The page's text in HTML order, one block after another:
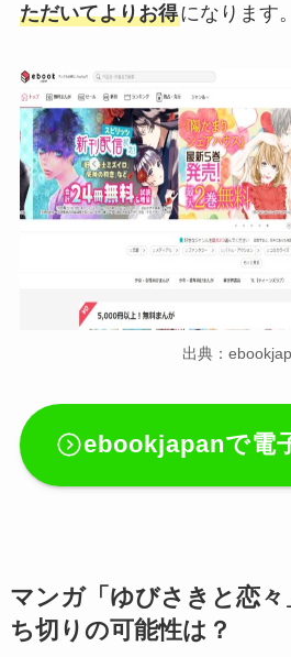
ただいてよりお得になります。
出典：
ebookjapanで電
マンガ「ゆびさきと恋
ち切りの可能性は？